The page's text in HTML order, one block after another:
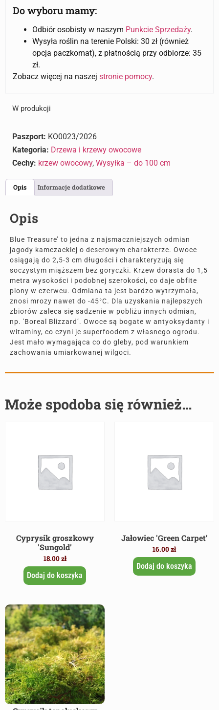
Do wyboru mamy:
Odbiór osobisty w naszym Punkcie Sprzedaży.
Wysyła roślin na terenie Polski: 30 zł (również
opcja paczkomat), z płatnością przy odbiorze: 35
zł.
Zobacz więcej na naszej stronie pomocy.
W produkcji
Paszport: KO0023/2026
Kategoria: Drzewa i krzewy owocowe
Cechy: krzew owocowy, Wysyłka – do 100 cm
Opis Informacje dodatkowe
Opis
Blue Treasure’ to jedna z najsmaczniejszych odmian
jagody kamczackiej o deserowym charakterze. Owoce
osiągają do 2,5-3 cm długości i charakteryzują się
soczystym miąższem bez goryczki. Krzew dorasta do 1,5
metra wysokości i podobnej szerokości, co daje obfite
plony w czerwcu. Odmiana ta jest bardzo wytrzymała,
znosi mrozy nawet do -45°C. Dla uzyskania najlepszych
zbiorów zaleca się sadzenie w pobliżu innych odmian,
np. 'Boreal Blizzard’. Owoce są bogate w antyoksydanty i
witaminy, co czyni je superfoodem z własnego ogrodu.
Jest mało wymagająca co do gleby, pod warunkiem
zachowania umiarkowanej wilgoci.
Może spodoba się również…
Cyprysik groszkowy
'Sungold’
18.00zł
Dodaj do koszyka
Jałowiec 'Green Carpet’
16.00zł
Dodaj do koszyka